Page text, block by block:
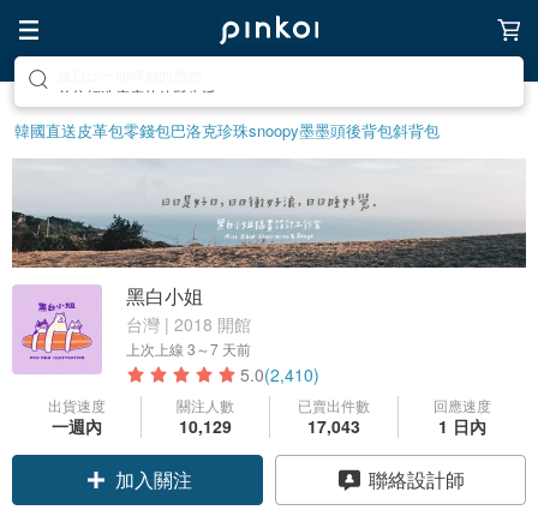
韓國直送皮革包零錢包巴洛克珍珠snoopy墨墨頭後背包斜背包
黑白小姐
台灣 | 2018 開館
上次上線 3～7 天前
5.0(2,410)
出貨速度
一週內
關注人數
10,129
已賣出件數
17,043
回應速度
1 日內
領優惠券
聯絡設計師